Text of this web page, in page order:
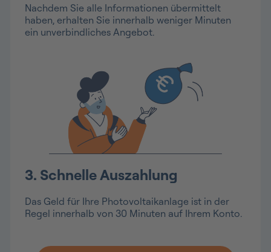
Nachdem Sie alle Informationen übermittelt
haben, erhalten Sie innerhalb weniger Minuten
ein unverbindliches Angebot.
3. Schnelle Auszahlung
Das Geld für Ihre Photovoltaikanlage ist in der
Regel innerhalb von 30 Minuten auf Ihrem Konto.